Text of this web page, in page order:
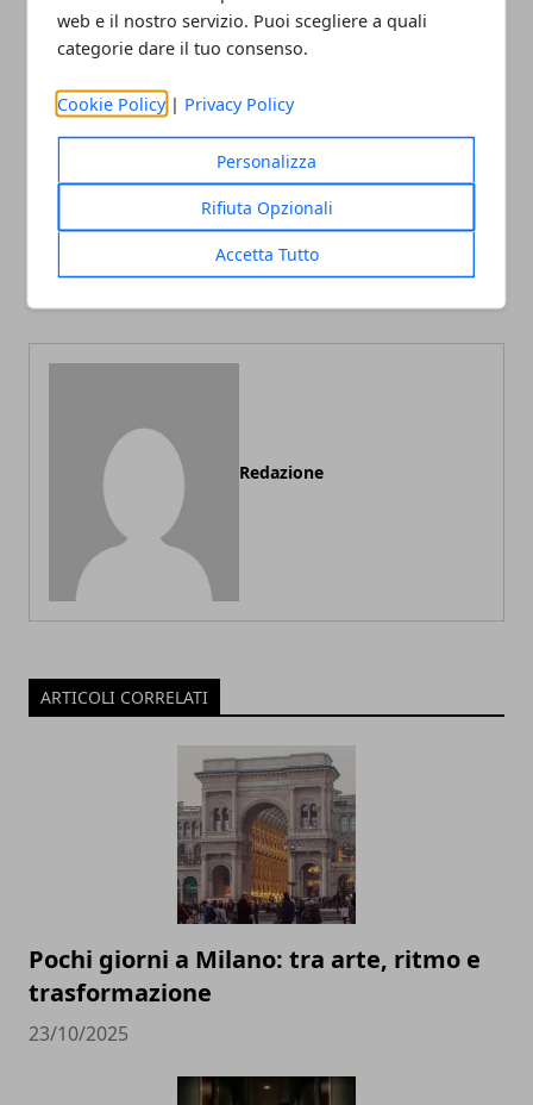
web e il nostro servizio. Puoi scegliere a quali
categorie dare il tuo consenso.
Cookie Policy | Privacy Policy
Personalizza
Rifiuta Opzionali
Accetta Tutto
Cosa fare se sei vittima di
stalking o minacce nella
tua città: guida pratica
La modernità urbana e il
tempo che cambia forma
Redazione
ARTICOLI CORRELATI
Pochi giorni a Milano: tra arte, ritmo e
trasformazione
23/10/2025